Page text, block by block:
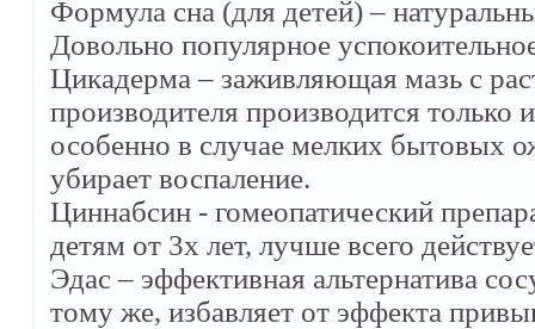
Формула сна (для детей) –
Довольно популярное
Цикадерма – заживляющая мазь с
производителя производится только
особенно в случае мелких бытовых
убирает воспаление.
Циннабсин - гомеопатический
детям от 3х лет, лучше всего
Эдас – эффективная альтернатива
тому же, избавляет от эффекта